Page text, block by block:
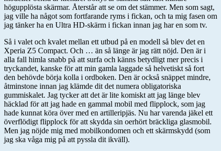
högupplösta skärmar. Återstår att se om det stämmer. Men som sagt,
jag ville ha något som fortfarande ryms i fickan, och ta mig fasen om
jag tänker ha en Ultra HD-skärm i fickan innan jag har en som tv.
Så i valet och kvalet mellan ett utbud på en modell så blev det en
Xperia Z5 Compact. Och … än så länge är jag rätt nöjd. Den är i
alla fall himla snabb på att surfa och känns betydligt mer precis i
tryckandet, kanske för att min gamla laggade så helvetiskt så fort
den behövde börja kolla i ordboken. Den är också snäppet mindre,
åtminstone innan jag klämde dit det numera obligatoriska
gummiskalet. Jag tycker att det är lite komiskt att jag länge blev
häcklad för att jag hade en gammal mobil med flipplock, som jag
hade kunnat köra över med en artilleripjäs. Nu har varenda jäkel ett
överflödigt flipplock för att skydda sin oerhört bräckliga glasmobil.
Men jag nöjde mig med mobilkondomen och ett skärmskydd (som
jag ska våga mig på att pyssla dit ikväll).